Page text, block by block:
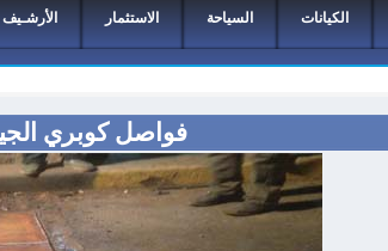
الكيانات السياحة الاستثمار الأرشـيف
فواصل كوبري